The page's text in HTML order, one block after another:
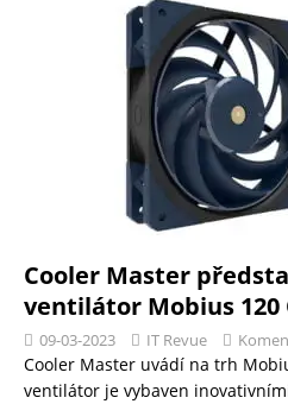
Cooler Master
ventilátor Mobius 120
09-03-2023 IT Revue
Cooler Master uvádí na trh
ventilátor je vybaven